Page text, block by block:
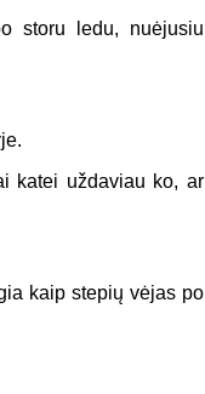
storu ledu, nuėjusiu
katei uždaviau ko, ar
kaip stepių vėjas po